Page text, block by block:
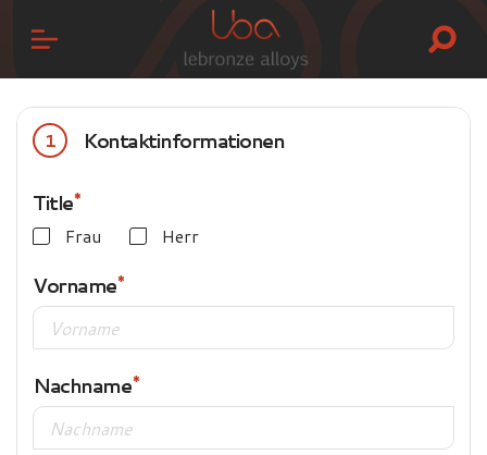
1 Kontaktinformationen
Title
Frau Herr
Vorname
Nachname